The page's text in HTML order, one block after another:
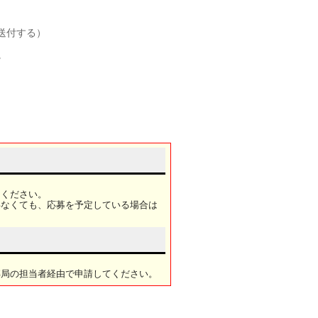
する）
ださい。
くても、応募を予定している場合は
の担当者経由で申請してください。